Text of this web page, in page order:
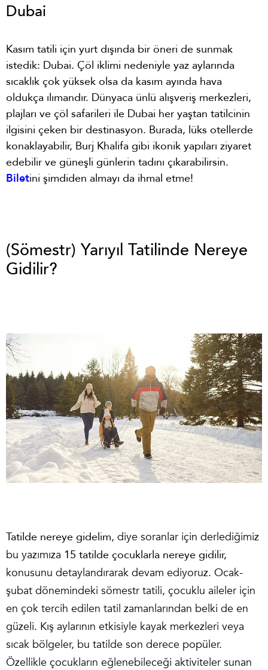
Dubai
Kasım tatili için yurt dışında bir öneri de sunmak
istedik: Dubai. Çöl iklimi nedeniyle yaz aylarında
sıcaklık çok yüksek olsa da kasım ayında hava
oldukça ılımandır. Dünyaca ünlü alışveriş merkezleri,
plajları ve çöl safarileri ile Dubai her yaştan tatilcinin
ilgisini çeken bir destinasyon. Burada, lüks otellerde
konaklayabilir, Burj Khalifa gibi ikonik yapıları ziyaret
edebilir ve güneşli günlerin tadını çıkarabilirsin.
Biletini şimdiden almayı da ihmal etme!
(Sömestr) Yarıyıl Tatilinde Nereye
Gidilir?
Tatilde nereye gidelim, diye soranlar için derlediğimiz
bu yazımıza 15 tatilde çocuklarla nereye gidilir,
konusunu detaylandırarak devam ediyoruz. Ocak-
şubat dönemindeki sömestr tatili, çocuklu aileler için
en çok tercih edilen tatil zamanlarından belki de en
güzeli. Kış aylarının etkisiyle kayak merkezleri veya
sıcak bölgeler, bu tatilde son derece popüler.
Özellikle çocukların eğlenebileceği aktiviteler sunan